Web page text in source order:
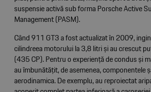
suspensie activă sub forma Porsche Active
Management (PASM).
Când 911 GT3 a fost actualizat în 2009,
cilindreea motorului la 3,8 litri și au crescut
(435 CP). Pentru o experiență de condus și
au îmbunătățit, de asemenea, componentele
aerodinamica. De exemplu, au reproiectat